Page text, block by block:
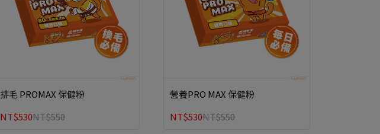
排毛 PROMAX 保健粉
NT$530NT$550
營養PRO MAX 保健粉
NT$530NT$550